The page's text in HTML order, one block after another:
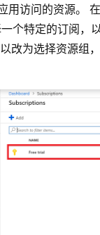
用访问的资源。
个特定的订阅，
改为选择资源组